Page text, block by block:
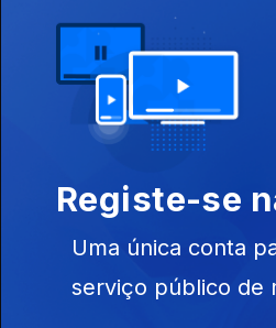
Registe-se
Uma única conta
serviço público de